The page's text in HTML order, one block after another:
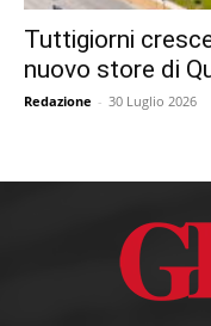
Tuttigiorni
nuovo store di
Redazione - 30 Luglio 2026